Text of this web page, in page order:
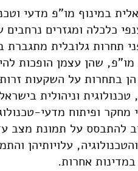
במינוף מו"פ מדעי
כלכלה ומגזרים נרחבים
תחרות גלובלית מתגברת
מו"פ, שהן עצמן הופכות
בתחרות על השקעות
וניהולית
מחקר ופיתוח מדעי-
להתבסס על תמונת מצב
עלויותיהן
אחרות.